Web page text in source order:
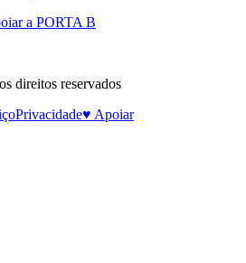
a PORTA B
direitos reservados
Privacidade♥ Apoiar